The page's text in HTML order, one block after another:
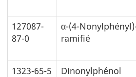
127087-
87-0
α-(4-
ramifié
1323-65-5 Dinonylphénol